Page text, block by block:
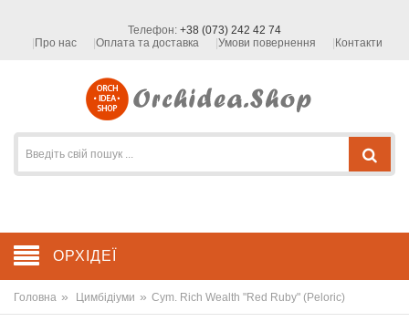
Телефон: +38 (073) 242 42 74
Про нас
Оплата та доставка Умови повернення Контакти
ОРХІДЕЇ
Головна » Цимбідіуми » Cym. Rich Wealth "Red Ruby" (Peloric)